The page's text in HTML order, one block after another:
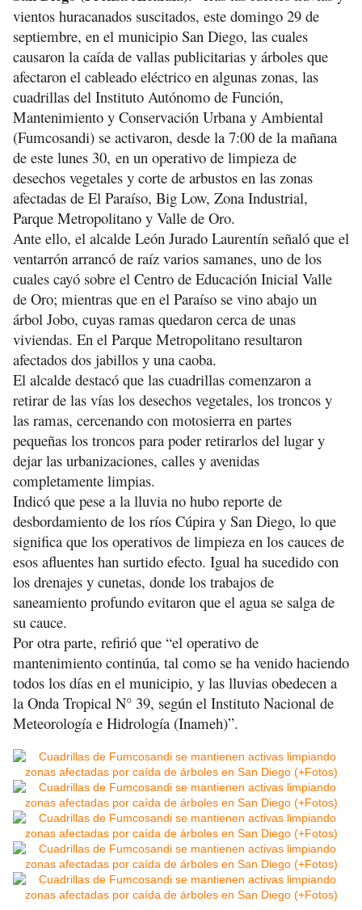
vientos huracanados suscitados, este domingo 29 de
septiembre, en el municipio San Diego, las cuales
causaron la caída de vallas publicitarias y árboles que
afectaron el cableado eléctrico en algunas zonas, las
cuadrillas del Instituto Autónomo de Función,
Mantenimiento y Conservación Urbana y Ambiental
(Fumcosandi) se activaron, desde la 7:00 de la mañana
de este lunes 30, en un operativo de limpieza de
desechos vegetales y corte de arbustos en las zonas
afectadas de El Paraíso, Big Low, Zona Industrial,
Parque Metropolitano y Valle de Oro.
Ante ello, el alcalde León Jurado Laurentín señaló que el
ventarrón arrancó de raíz varios samanes, uno de los
cuales cayó sobre el Centro de Educación Inicial Valle
de Oro; mientras que en el Paraíso se vino abajo un
árbol Jobo, cuyas ramas quedaron cerca de unas
viviendas. En el Parque Metropolitano resultaron
afectados dos jabillos y una caoba.
El alcalde destacó que las cuadrillas comenzaron a
retirar de las vías los desechos vegetales, los troncos y
las ramas, cercenando con motosierra en partes
pequeñas los troncos para poder retirarlos del lugar y
dejar las urbanizaciones, calles y avenidas
completamente limpias.
Indicó que pese a la lluvia no hubo reporte de
desbordamiento de los ríos Cúpira y San Diego, lo que
significa que los operativos de limpieza en los cauces de
esos afluentes han surtido efecto. Igual ha sucedido con
los drenajes y cunetas, donde los trabajos de
saneamiento profundo evitaron que el agua se salga de
su cauce.
Por otra parte, refirió que “el operativo de
mantenimiento continúa, tal como se ha venido haciendo
todos los días en el municipio, y las lluvias obedecen a
la Onda Tropical N° 39, según el Instituto Nacional de
Meteorología e Hidrología (Inameh)”.